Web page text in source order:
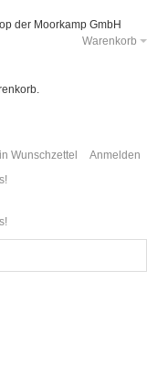
der Moorkamp GmbH
Warenkorb
Wunschzettel Anmelden